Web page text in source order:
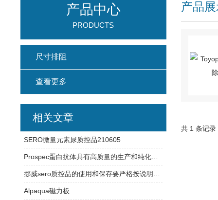
产品
共 1 条记
产品中心
PRODUCTS
尺寸排阻
查看更多
相关文章
SERO微量元素尿质控品210605
Alpaqua磁力板